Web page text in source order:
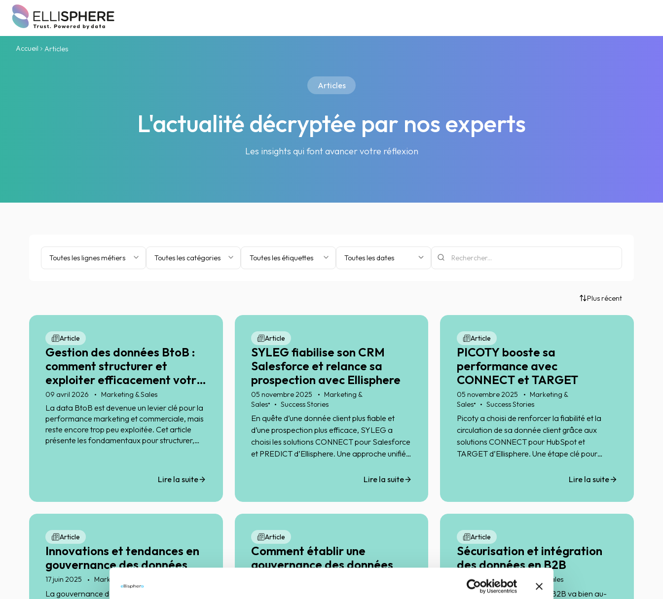
Accueil Articles
Articles
L'actualité décryptée par nos experts
Les insights qui font avancer votre réflexion
Toutes les lignes métiers Toutes les catégories Toutes les étiquettes Toutes les dates
Plus récent
Article
Gestion des données BtoB :
comment structurer et
exploiter efficacement votre
data marketing et
commerciale
09 avril 2026 Marketing & Sales
La data BtoB est devenue un levier clé pour la
performance marketing et commerciale, mais
reste encore trop peu exploitée. Cet article
présente les fondamentaux pour structurer,
Lire la suite
Article
SYLEG fiabilise son CRM
Salesforce et relance sa
prospection avec Ellisphere
05 novembre 2025
Marketing &
Sales• Success Stories
En quête d’une donnée client plus fiable et
d’une prospection plus efficace, SYLEG a
choisi les solutions CONNECT pour Salesforce
et PREDICT d’Ellisphere. Une approche unifiée
qualifier les leads et renforcer la performance
Lire la suite
Article
PICOTY booste sa
performance avec
CONNECT et TARGET
05 novembre 2025
Marketing &
Sales• Success Stories
Picoty a choisi de renforcer la fiabilité et la
circulation de sa donnée client grâce aux
solutions CONNECT pour HubSpot et
TARGET d’Ellisphere. Une étape clé pour
Lire la suite
Article
Innovations et tendances en
gouvernance des données
17 juin 2025 Marketing & Sales
La gouvernance des données en BtoB n'est
Article
Comment établir une
gouvernance des données
Article
Sécurisation et intégration
des données en B2B
21 mai 2025 Marketing & Sales
La gestion des données en B2B va bien au-